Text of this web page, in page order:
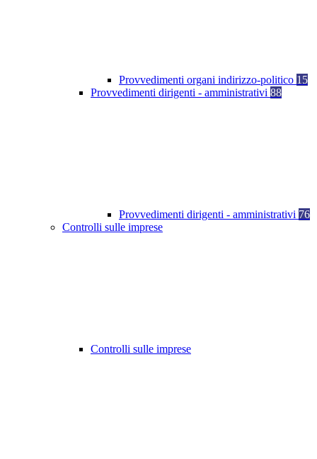
Provvedimenti organi indirizzo-politico 15
Provvedimenti dirigenti - amministrativi 88
Provvedimenti dirigenti - amministrativi 76
Controlli sulle imprese
Controlli sulle imprese